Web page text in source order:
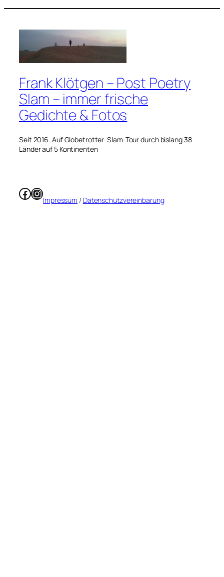
Frank Klötgen – Post Poetry
Slam – immer frische
Gedichte & Fotos
Seit 2016. Auf Globetrotter-Slam-Tour durch bislang 38
Länder auf 5 Kontinenten
Facebook
Instagram
Impressum / Datenschutzvereinbarung